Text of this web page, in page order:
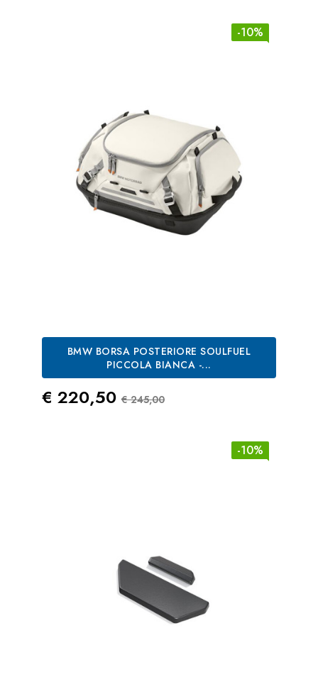
-10%
BMW BORSA POSTERIORE SOULFUEL
PICCOLA BIANCA -...
Prezzo
€ 220,50 Prezzo Standard
€ 245,00
-10%